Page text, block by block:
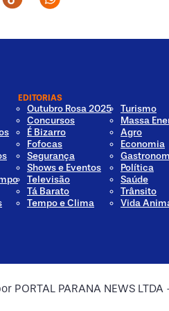
EDITORIAS
Outubro Rosa 2025
Concursos
É Bizarro
Fofocas
Segurança
Shows e Eventos
Televisão
Tá Barato
Tempo e Clima
Turismo
Massa
Agro
Economia
Política
Saúde
Trânsito
Vida
PARANA NEWS